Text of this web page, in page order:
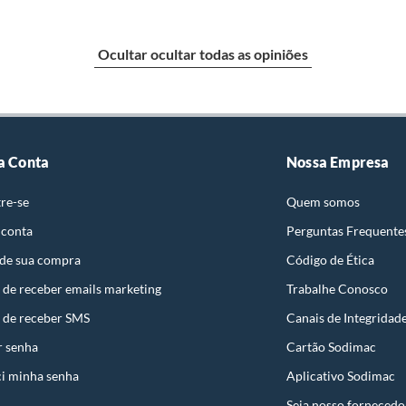
a respectiva Nota Fiscal, quando será agendada
A resposta ao cliente deverá ser imediata. Sendo
poderá ser substituído, imediatamente, acrescido
condições de uso;
Ocultar ocultar todas as opiniões
Conta
se
sua compra
receber emails marketing
receber SMS
senha
minha senha
Nossa Empresa
Quem somos
Perguntas
Código de Ética
Trabalhe Conosco
Canais de
Cartão Sodimac
Aplicativo Sodimac